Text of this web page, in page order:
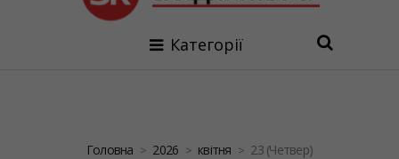
Категорії
Головна 2026 квітня 23 (Четвер)